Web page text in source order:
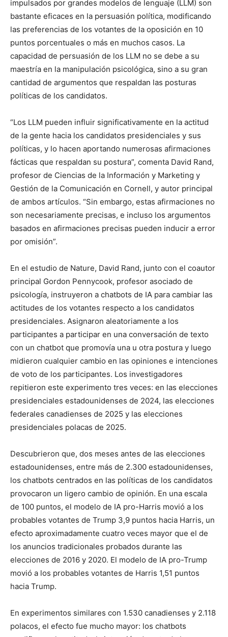
impulsados por grandes modelos de lenguaje (LLM) son
bastante eficaces en la persuasión política, modificando
las preferencias de los votantes de la oposición en 10
puntos porcentuales o más en muchos casos. La
capacidad de persuasión de los LLM no se debe a su
maestría en la manipulación psicológica, sino a su gran
cantidad de argumentos que respaldan las posturas
políticas de los candidatos.
“Los LLM pueden influir significativamente en la actitud
de la gente hacia los candidatos presidenciales y sus
políticas, y lo hacen aportando numerosas afirmaciones
fácticas que respaldan su postura”, comenta David Rand,
profesor de Ciencias de la Información y Marketing y
Gestión de la Comunicación en Cornell, y autor principal
de ambos artículos. “Sin embargo, estas afirmaciones no
son necesariamente precisas, e incluso los argumentos
basados en afirmaciones precisas pueden inducir a error
por omisión”.
En el estudio de Nature, David Rand, junto con el coautor
principal Gordon Pennycook, profesor asociado de
psicología, instruyeron a chatbots de IA para cambiar las
actitudes de los votantes respecto a los candidatos
presidenciales. Asignaron aleatoriamente a los
participantes a participar en una conversación de texto
con un chatbot que promovía una u otra postura y luego
midieron cualquier cambio en las opiniones e intenciones
de voto de los participantes. Los investigadores
repitieron este experimento tres veces: en las elecciones
presidenciales estadounidenses de 2024, las elecciones
federales canadienses de 2025 y las elecciones
presidenciales polacas de 2025.
Descubrieron que, dos meses antes de las elecciones
estadounidenses, entre más de 2.300 estadounidenses,
los chatbots centrados en las políticas de los candidatos
provocaron un ligero cambio de opinión. En una escala
de 100 puntos, el modelo de IA pro-Harris movió a los
probables votantes de Trump 3,9 puntos hacia Harris, un
efecto aproximadamente cuatro veces mayor que el de
los anuncios tradicionales probados durante las
elecciones de 2016 y 2020. El modelo de IA pro-Trump
movió a los probables votantes de Harris 1,51 puntos
hacia Trump.
En experimentos similares con 1.530 canadienses y 2.118
polacos, el efecto fue mucho mayor: los chatbots